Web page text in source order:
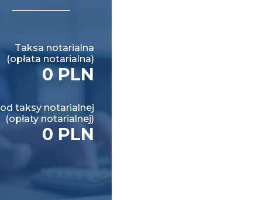
Taksa notarialna
(opłata notarialna)
0 PLN
od taksy notarialnej
(opłaty notarialnej)
0 PLN